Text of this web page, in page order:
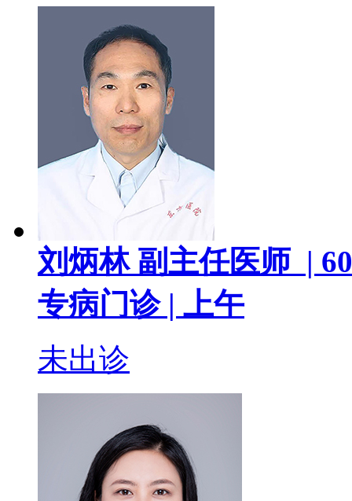
刘炳林 副主任医师 |
专病门诊 | 上午
未出诊